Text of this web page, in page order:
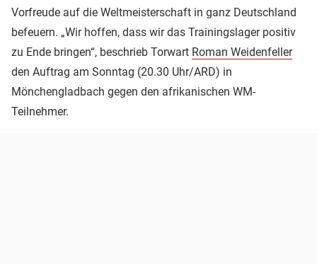
Vorfreude auf die Weltmeisterschaft in ganz Deutschland
befeuern. „Wir hoffen, dass wir das Trainingslager positiv
zu Ende bringen“, beschrieb Torwart Roman Weidenfeller
den Auftrag am Sonntag (20.30 Uhr/ARD) in
Mönchengladbach gegen den afrikanischen WM-
Teilnehmer.